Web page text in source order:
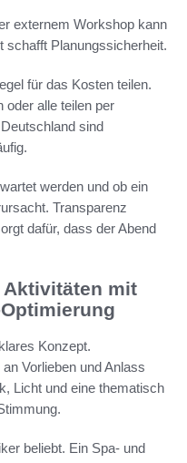
externem Workshop kann
schafft Planungssicherheit.
für das Kosten teilen.
oder alle teilen per
sind
werden und ob ein
Transparenz
dafür, dass der Abend
Aktivitäten mit
Konzept.
Vorlieben und Anlass
Licht und eine thematisch
beliebt. Ein Spa- und